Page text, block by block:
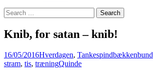
Search
for:
Knib, for satan – knib!
16/05/2016Hverdagen, Tankespindbækkenbund
stram, tis, træningQuinde